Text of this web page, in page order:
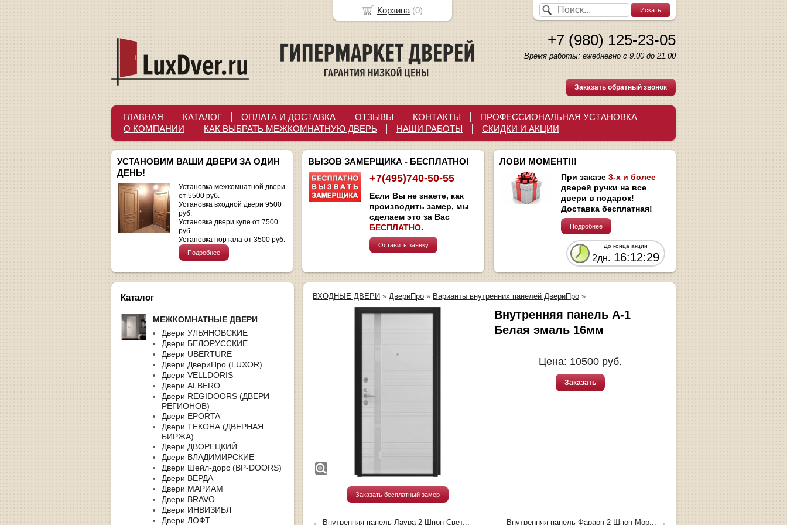
+7 (980) 125-23-05
Время работы: ежедневно с 9.00 до 21.00
Заказать обратный звонок
ГЛАВНАЯ КАТАЛОГ ОПЛАТА И ДОСТАВКА ОТЗЫВЫ КОНТАКТЫ
ПРОФЕССИОНАЛЬНАЯ УСТАНОВКА
О КОМПАНИИ
КАК ВЫБРАТЬ МЕЖКОМНАТНУЮ ДВЕРЬ НАШИ РАБОТЫ СКИДКИ И АКЦИИ
УСТАНОВИМ ВАШИ ДВЕРИ ЗА ОДИН
ДЕНЬ!
Установка межкомнатной двери
от 5500 руб.
Установка входной двери 9500
руб.
Установка двери купе от 7500
руб.
Установка портала от 3500 руб.
Подробнее
ВЫЗОВ ЗАМЕРЩИКА - БЕСПЛАТНО!
+7(495)740-50-55
Если Вы не знаете, как
производить замер, мы
сделаем это за Вас
БЕСПЛАТНО.
Оставить заявку
ЛОВИ МОМЕНТ!!!
При заказе 3-х и более
дверей ручки на все
двери в подарок!
Доставка бесплатная!
Подробнее
До конца акции
2дн. 16:12:28
Каталог
МЕЖКОМНАТНЫЕ ДВЕРИ
Двери УЛЬЯНОВСКИЕ
Двери БЕЛОРУССКИЕ
Двери UBERTURE
Двери ДвериПро (LUXOR)
Двери VELLDORIS
Двери ALBERO
Двери REGIDOORS (ДВЕРИ
РЕГИОНОВ)
Двери EPORTA
Двери ТЕКОНА (ДВЕРНАЯ
БИРЖА)
Двери ДВОРЕЦКИЙ
Двери ВЛАДИМИРСКИЕ
Двери Шейл-дорс (BP-DOORS)
Двери ВЕРДА
Двери МАРИАМ
Двери BRAVO
Двери ИНВИЗИБЛ
Двери ЛОФТ
ВХОДНЫЕ ДВЕРИ » ДвериПро » Варианты внутренних панелей ДвериПро »
Заказать бесплатный замер
Внутренняя панель A-1
Белая эмаль 16мм
Цена: 10500 руб.
Заказать
← Внутренняя панель Лаура-2 Шпон Свет... Внутренняя панель Фараон-2 Шпон Мор... →
Корзина (0)